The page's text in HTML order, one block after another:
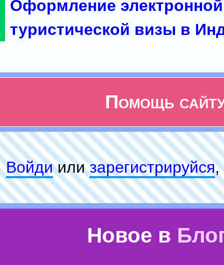
Оформление электронной
туристической визы в
Помощь
Войдиилизарeгиcтpируйся,
Новое в